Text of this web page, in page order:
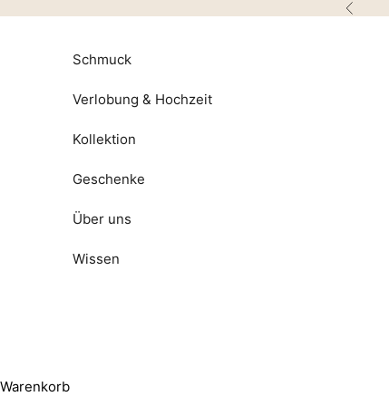
Zurück
Schmuck
Verlobung & Hochzeit
Kollektion
Geschenke
Über uns
Wissen
Warenkorb